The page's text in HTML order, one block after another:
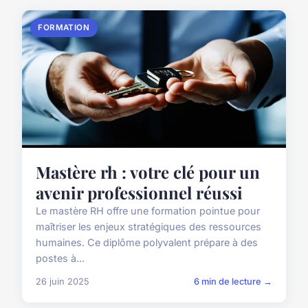
FORMATION
Mastère rh : votre clé pour un
avenir professionnel réussi
Le mastère RH offre une formation pointue pour
maîtriser les enjeux stratégiques des ressources
humaines. Ce diplôme polyvalent prépare à des
postes à...
26 juin 2025 6 min de lecture →